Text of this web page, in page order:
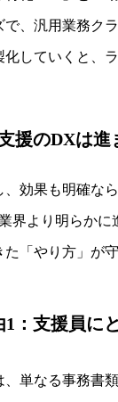
、汎用業務ク
していくと、
援のDXは
効果も明確な
界より明らか
「やり方」が
1：支援員に
単なる事務書